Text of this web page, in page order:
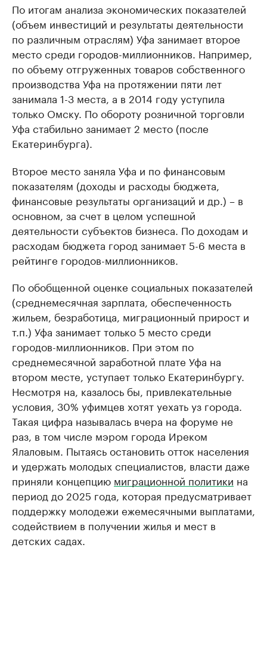
По итогам анализа экономических показателей
(объем инвестиций и результаты деятельности
по различным отраслям) Уфа занимает второе
место среди городов-миллионников. Например,
по объему отгруженных товаров собственного
производства Уфа на протяжении пяти лет
занимала 1-3 места, а в 2014 году уступила
только Омску. По обороту розничной торговли
Уфа стабильно занимает 2 место (после
Екатеринбурга).
Второе место заняла Уфа и по финансовым
показателям (доходы и расходы бюджета,
финансовые результаты организаций и др.) – в
основном, за счет в целом успешной
деятельности субъектов бизнеса. По доходам и
расходам бюджета город занимает 5-6 места в
рейтинге городов-миллионников.
По обобщенной оценке социальных показателей
(среднемесячная зарплата, обеспеченность
жильем, безработица, миграционный прирост и
т.п.) Уфа занимает только 5 место среди
городов-миллионников. При этом по
среднемесячной заработной плате Уфа на
втором месте, уступает только Екатеринбургу.
Несмотря на, казалось бы, привлекательные
условия, 30% уфимцев хотят уехать уз города.
Такая цифра называлась вчера на форуме не
раз, в том числе мэром города Иреком
Ялаловым. Пытаясь остановить отток населения
и удержать молодых специалистов, власти даже
приняли концепцию миграционной политики на
период до 2025 года, которая предусматривает
поддержку молодежи ежемесячными выплатами,
содействием в получении жилья и мест в
детских садах.